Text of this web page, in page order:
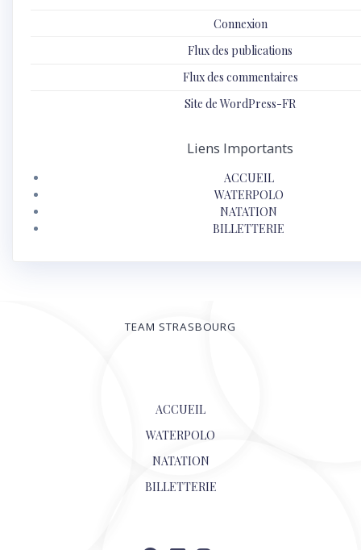
Connexion
Flux des publications
Flux des commentaires
Site de WordPress-FR
Liens Importants
ACCUEIL
WATERPOLO
NATATION
BILLETTERIE
TEAM STRASBOURG
ACCUEIL
WATERPOLO
NATATION
BILLETTERIE